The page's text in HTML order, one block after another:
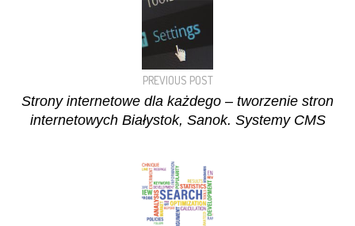
PREVIOUS POST
Strony internetowe dla każdego – tworzenie stron
internetowych Białystok, Sanok. Systemy CMS